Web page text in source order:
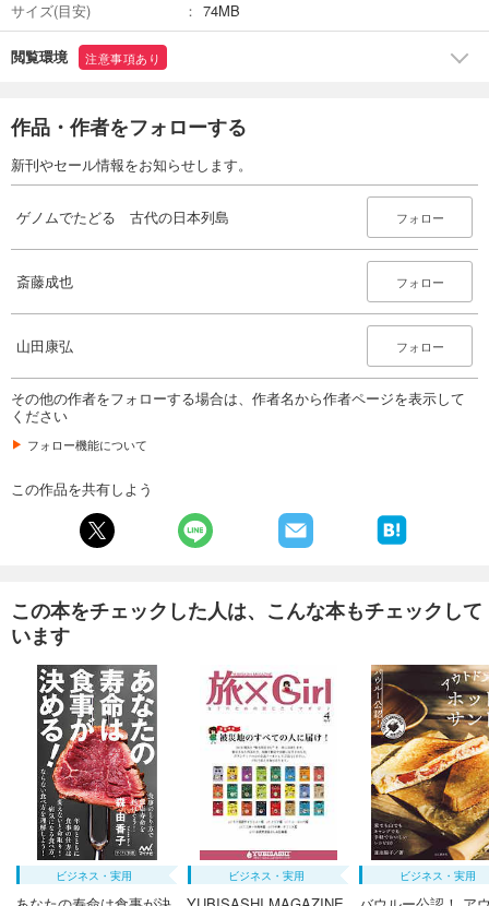
サイズ(目安)
74MB
閲覧環境 注意事項あり
作品・作者をフォローする
新刊やセール情報をお知らせします。
ゲノムでたどる 古代の日本列島 フォロー
斎藤成也 フォロー
山田康弘 フォロー
その他の作者をフォローする場合は、作者名から作者ページを表示して
ください
フォロー機能について
この作品を共有しよう
この本をチェックした人は、こんな本もチェックして
います
ビジネス・実用 ビジネス・実用 ビジネス・実用